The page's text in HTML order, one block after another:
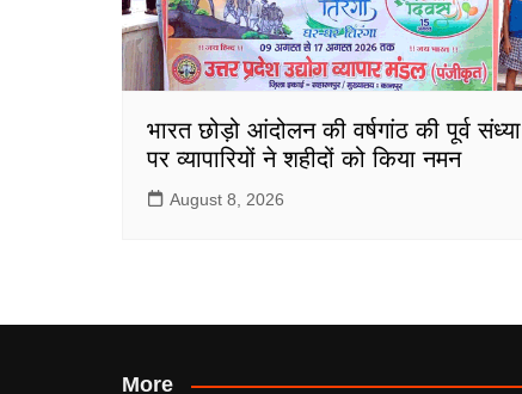
भारत छोड़ो आंदोलन की वर्षगांठ की पूर्व संध्या
पर व्यापारियों ने शहीदों को किया नमन
August 8, 2026
More